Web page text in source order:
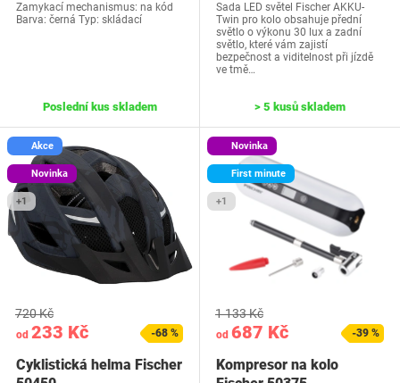
Zamykací mechanismus: na kód
Barva: černá Typ: skládací
Poslední kus skladem
Sada LED světel Fischer AKKU-
Twin pro kolo obsahuje přední
světlo o výkonu 30 lux a zadní
světlo, které vám zajistí
bezpečnost a viditelnost při jízdě
ve tmě…
> 5 kusů skladem
Akce
Novinka
+1
od 233 Kč
720 Kč
-68 %
Cyklistická helma Fischer
Novinka
First minute
+1
od 687 Kč
1 133 Kč
-39 %
Kompresor na kolo